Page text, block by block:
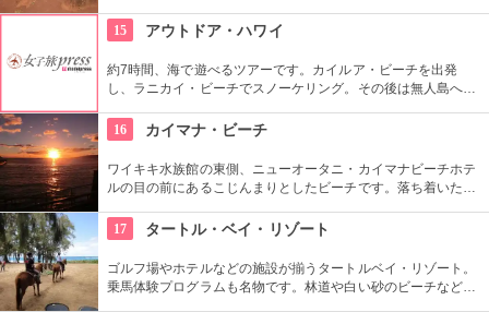
くさんのエネルギーを浴びて帰ってくださいね。
15 アウトドア・ハワイ
約7時間、海で遊べるツアーです。カイルア・ビーチを出発
し、ラニカイ・ビーチでスノーケリング。その後は無人島へゴ
きます。日本語スタッフもいますし、送迎やランチもついてい
ます。
16 カイマナ・ビーチ
ワイキキ水族館の東側、ニューオータニ・カイマナビーチホテ
ルの目の前にあるこじんまりとしたビーチです。落ち着いた雰
すぐ横には終戦記念プールもあります。
17 タートル・ベイ・リゾート
ゴルフ場やホテルなどの施設が揃うタートルベイ・リゾート。
乗馬体験プログラムも名物です。林道や白い砂のビーチなど、